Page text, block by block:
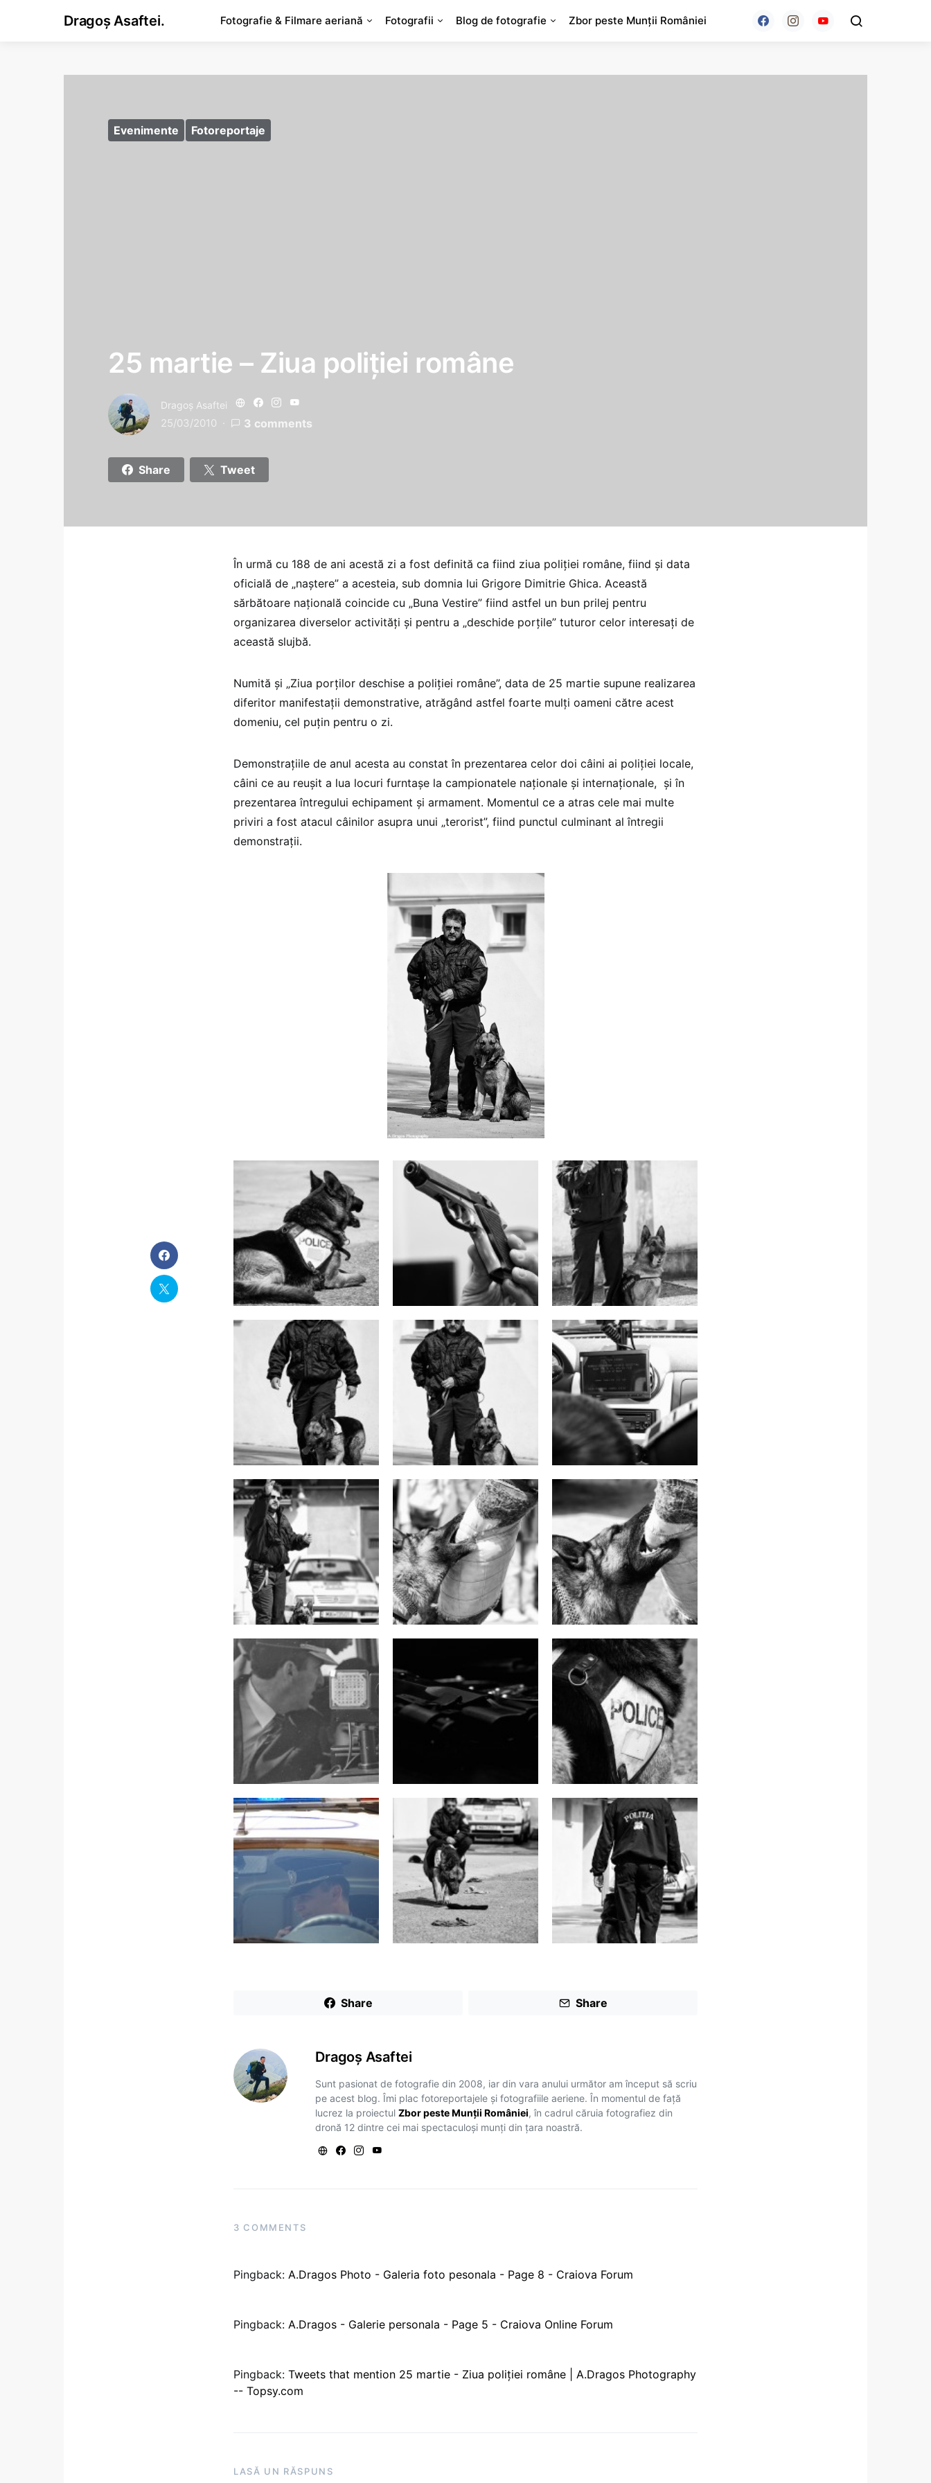
Dragoș Asaftei. Fotografie & Filmare aeriană Fotografii Blog de fotografie Zbor peste Munții României
Evenimente Fotoreportaje
25 martie – Ziua poliţiei române
Dragoş Asaftei
25/03/2010 3 comments
Share Tweet
În urmă cu 188 de ani acestă zi a fost definită ca fiind ziua poliţiei române, fiind şi data
oficială de „naştere” a acesteia, sub domnia lui Grigore Dimitrie Ghica. Această
sărbătoare naţională coincide cu „Buna Vestire” fiind astfel un bun prilej pentru
organizarea diverselor activităţi şi pentru a „deschide porţile” tuturor celor interesaţi de
această slujbă.
Numită şi „Ziua porţilor deschise a poliţiei române”, data de 25 martie supune realizarea
diferitor manifestaţii demonstrative, atrăgând astfel foarte mulţi oameni către acest
domeniu, cel puţin pentru o zi.
Demonstraţiile de anul acesta au constat în prezentarea celor doi câini ai poliţiei locale,
câini ce au reuşit a lua locuri furntaşe la campionatele naţionale şi internaţionale, şi în
prezentarea întregului echipament şi armament. Momentul ce a atras cele mai multe
priviri a fost atacul câinilor asupra unui „terorist”, fiind punctul culminant al întregii
demonstraţii.
Share Share
Dragoş Asaftei
Sunt pasionat de fotografie din 2008, iar din vara anului următor am început să scriu
pe acest blog. Îmi plac fotoreportajele și fotografiile aeriene. În momentul de față
lucrez la proiectulZbor peste Munții României, în cadrul căruia fotografiez din
dronă 12 dintre cei mai spectaculoși munți din țara noastră.
3 COMMENTS
Pingback: A.Dragos Photo - Galeria foto pesonala - Page 8 - Craiova Forum
Pingback: A.Dragos - Galerie personala - Page 5 - Craiova Online Forum
Pingback: Tweets that mention 25 martie - Ziua poliţiei române | A.Dragos Photography
-- Topsy.com
LASĂ UN RĂSPUNS